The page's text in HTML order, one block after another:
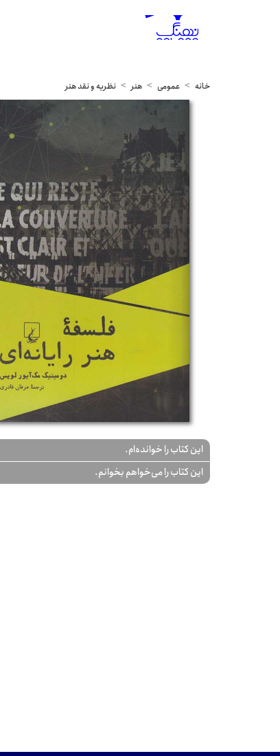
خانه عمومی هنر نظریه و نقد هنر
این کتاب را خوانده‌ام.
این کتاب را می‌خواهم بخوانم.